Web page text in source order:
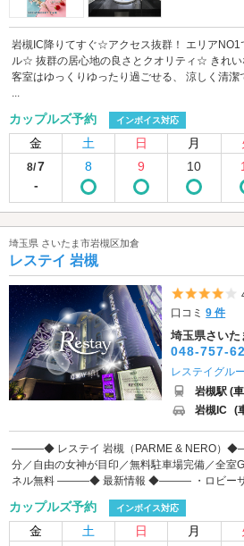
岩槻IC降りてすぐ☆アクセス抜群！ エリアNO1
ル☆ 抜群の居心地の良さとクオリティ☆ きれい
客室はゆっくりゆったり過ごせる、 涼しく清潔
...
カップルズ予約 インボイス対応
金 土 日 月
8/7
-
8 9 10
埼玉県 さいたま市岩槻区加倉
レステイ 岩槻
口コミ9 件
埼玉県さいた
048-757-
レステイグル
岩槻駅 (
岩槻IC (
―――◆ レステイ 岩槻（PARME & NERO）
分／自由の女神が目印／無料駐車場完備／全室
ネル無料 ―――◆ 最新情報 ◆――― ・ロビーサ
カップルズ予約 インボイス対応
金 土 日 月